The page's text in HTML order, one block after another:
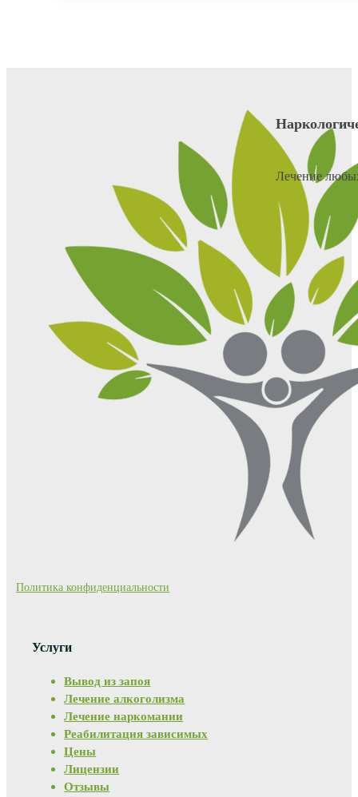
Лечение
Политика конфиденциальности
Услуги
Вывод из запоя
Лечение алкоголизма
Лечение наркомании
Реабилитация зависимых
Цены
Лицензии
Отзывы